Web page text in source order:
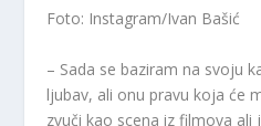
Foto: Instagram/Ivan Bašić
– Sada se baziram na svoju
ljubav, ali onu pravu koja će
zvuči kao scena iz filmova ali